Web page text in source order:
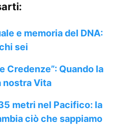
e memoria del DNA:
sei
Credenze”: Quando la
nostra Vita
metri nel Pacifico: la
ciò che sappiamo